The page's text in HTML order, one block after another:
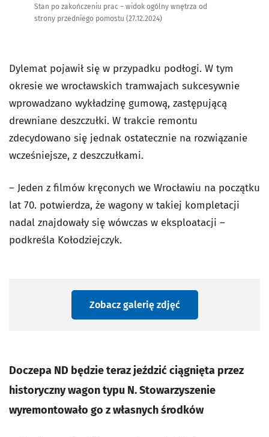
Stan po zakończeniu prac – widok ogólny wnętrza od
strony przedniego pomostu (27.12.2024)
Dylemat pojawił się w przypadku podłogi. W tym
okresie we wrocławskich tramwajach sukcesywnie
wprowadzano wykładzinę gumową, zastępującą
drewniane deszczułki. W trakcie remontu
zdecydowano się jednak ostatecznie na rozwiązanie
wcześniejsze, z deszczułkami.
– Jeden z filmów kręconych we Wrocławiu na początku
lat 70. potwierdza, że wagony w takiej kompletacji
nadal znajdowały się wówczas w eksploatacji –
podkreśla Kołodziejczyk.
Zobacz galerię zdjęć
Doczepa ND będzie teraz jeździć ciągnięta przez
historyczny wagon typu N. Stowarzyszenie
wyremontowało go z własnych środków